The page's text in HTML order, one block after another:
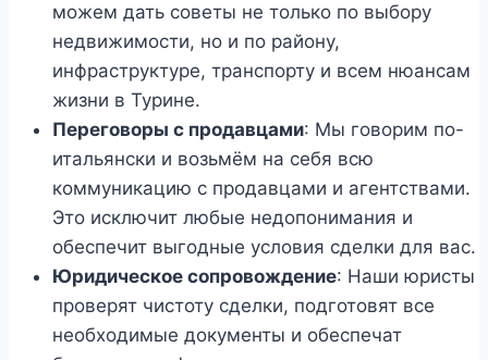
можем дать советы не только по выбору
недвижимости, но и по району,
инфраструктуре, транспорту и всем нюансам
жизни в Турине.
Переговоры с продавцами: Мы говорим по-
итальянски и возьмём на себя всю
коммуникацию с продавцами и агентствами.
Это исключит любые недопонимания и
обеспечит выгодные условия сделки для вас.
Юридическое сопровождение: Наши юристы
проверят чистоту сделки, подготовят все
необходимые документы и обеспечат